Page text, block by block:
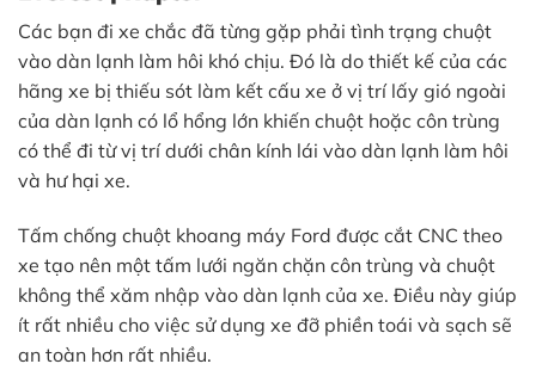
Các bạn đi xe chắc đã từng gặp phải tình trạng chuột
vào dàn lạnh làm hôi khó chịu. Đó là do thiết kế của các
hãng xe bị thiếu sót làm kết cấu xe ở vị trí lấy gió ngoài
của dàn lạnh có lổ hổng lớn khiến chuột hoặc côn trùng
có thể đi từ vị trí dưới chân kính lái vào dàn lạnh làm hôi
và hư hại xe.
Tấm chống chuột khoang máy Ford được cắt CNC theo
xe tạo nên một tấm lưới ngăn chặn côn trùng và chuột
không thể xăm nhập vào dàn lạnh của xe. Điều này giúp
ít rất nhiều cho việc sử dụng xe đỡ phiền toái và sạch sẽ
an toàn hơn rất nhiều.